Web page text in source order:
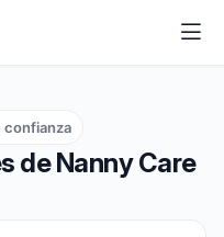
de Nanny Care